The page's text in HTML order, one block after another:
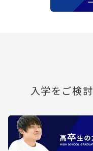
入学をご検